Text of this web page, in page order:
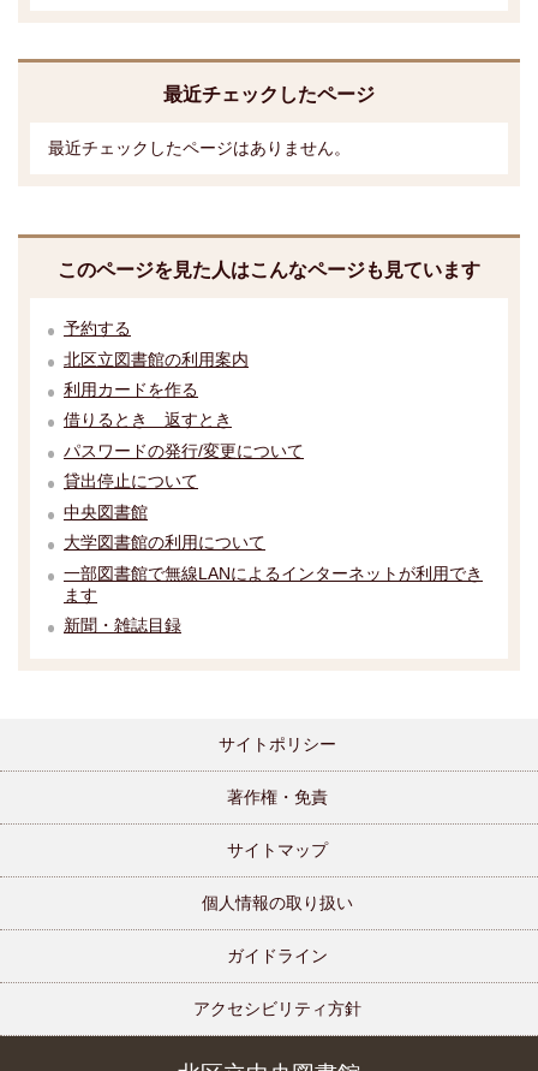
最近チェックしたページ
最近チェックしたページはありません。
このページを見た人はこんなページも見ています
予約する
北区立図書館の利用案内
利用カードを作る
借りるとき 返すとき
パスワードの発行/変更について
貸出停止について
中央図書館
大学図書館の利用について
一部図書館で無線LANによるインターネットが利用でき
ます
新聞・雑誌目録
サイトポリシー
著作権・免責
サイトマップ
個人情報の取り扱い
ガイドライン
アクセシビリティ方針